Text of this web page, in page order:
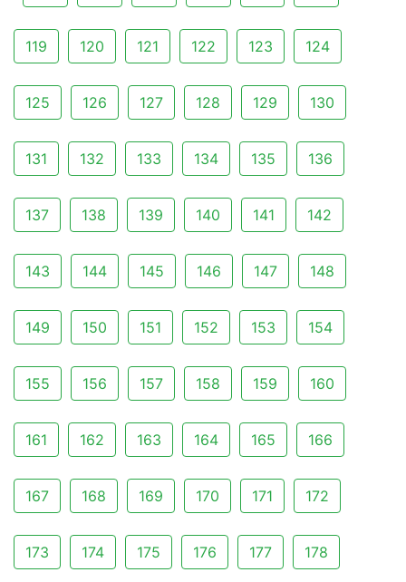
119 120 121 122 123 124
125 126 127 128 129 130
131 132 133 134 135 136
137 138 139 140 141 142
143 144 145 146 147 148
149 150 151 152 153 154
155 156 157 158 159 160
161 162 163 164 165 166
167 168 169 170 171 172
173 174 175 176 177 178